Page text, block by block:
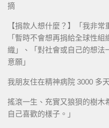
摘
【捐款人想什麼？】「我非
「暫時不會想再捐給全球性
織」、「對社會或自己的想法
意願」
我朋友住在精神病院 3000 多
搖滾一生、充實又狼狽的樹木
自己喜歡的樣子。」